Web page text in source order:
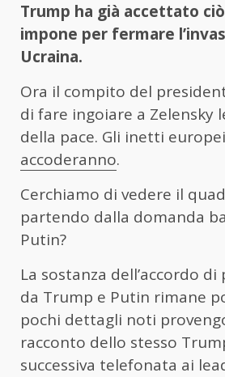
Trump ha già accettato
impone per fermare
Ucraina.
Ora il compito del
di fare ingoiare a Zelensky
della pace. Gli inetti
accoderanno.
Cerchiamo di vedere il
partendo dalla domanda
Putin?
La sostanza dell’accordo di
da Trump e Putin rimane
pochi dettagli noti
racconto dello stesso
successiva telefonata ai